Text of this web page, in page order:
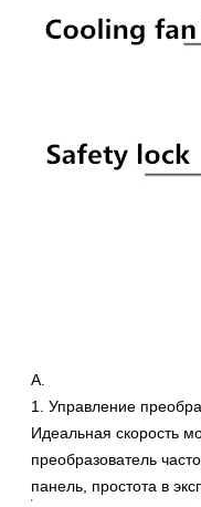
А.
1. Управление
Идеальная скорость
преобразователь
панель, простота в